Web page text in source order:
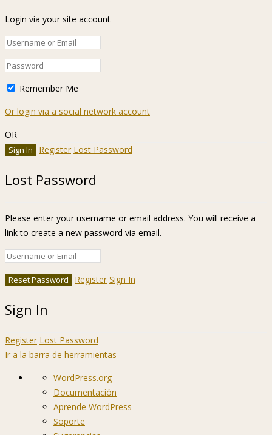
Login via your site account
Remember Me
Or login via a social network account
OR
Register Lost Password
Lost Password
Please enter your username or email address. You will receive a
link to create a new password via email.
Register Sign In
Sign In
Register Lost Password
Ir a la barra de herramientas
Acerca
WordPress
WordPress.org
Documentación
Aprende WordPress
Soporte